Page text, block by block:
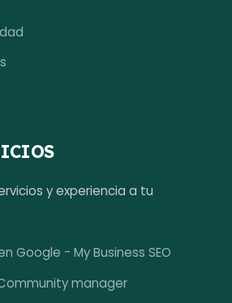
y experiencia a tu
Google - My Business SEO
manager